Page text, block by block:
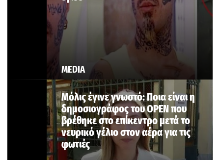
MEDIA
Μόλις έγινε γνωστό: Ποια είναι η
δημοσιογράφος του OPEN που
βρέθηκε στο επίκεντρο μετά το
νευρικό γέλιο στον αέρα για τις
φωτιές